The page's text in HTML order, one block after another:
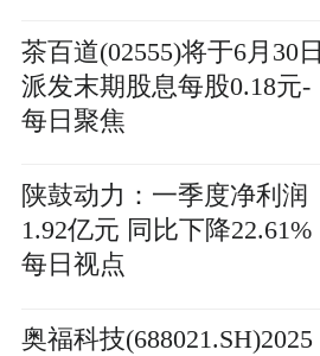
茶百道(02555)将于6月30日
派发末期股息每股0.18元-
每日聚焦
陕鼓动力：一季度净利润
1.92亿元 同比下降22.61%
每日视点
奥福科技(688021.SH)2025